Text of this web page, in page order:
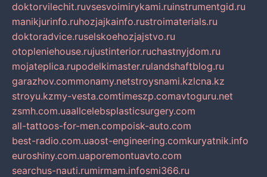
doktorvilechit.ruvsesvoimirykami.ruinstrumentgid.ru
manikjurinfo.ruhozjajkainfo.rustroimaterials.ru
doktoradvice.ruselskoehozjajstvo.ru
otopleniehouse.rujustinterior.ruchastnyjdom.ru
mojateplica.rupodelkimaster.rulandshaftblog.ru
garazhov.commonamy.netstroysnami.kzlcna.kz
stroyu.kzmy-vesta.comtimeszp.comavtoguru.net
zsmh.com.uaallcelebsplasticsurgery.com
all-tattoos-for-men.compoisk-auto.com
best-radio.com.uaost-engineering.comkuryatnik.info
euroshiny.com.uaporemontuavto.com
searchus-nauti.rumirmam.infosmi366.ru